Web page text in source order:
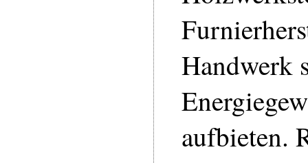
Handwerk
aufbieten.